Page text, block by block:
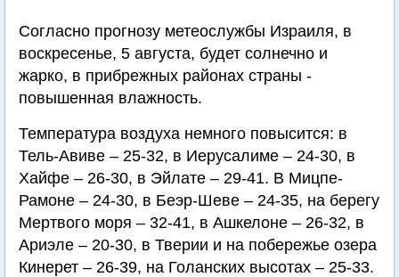
Согласно прогнозу метеослужбы Израиля, в
воскресенье, 5 августа, будет солнечно и
жарко, в прибрежных районах страны -
повышенная влажность.
Температура воздуха немного повысится: в
Тель-Авиве – 25-32, в Иерусалиме – 24-30, в
Хайфе – 26-30, в Эйлате – 29-41. В Мицпе-
Рамоне – 24-30, в Беэр-Шеве – 24-35, на берегу
Мертвого моря – 32-41, в Ашкелоне – 26-32, в
Ариэле – 20-30, в Тверии и на побережье озера
Кинерет – 26-39, на Голанских высотах – 25-33.